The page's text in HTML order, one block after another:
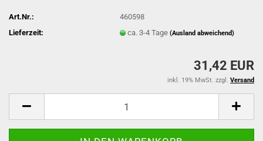
Art.Nr.:
460598
Lieferzeit:
ca. 3-4 Tage(Ausland abweichend)
31,42 EUR
inkl. 19% MwSt. zzgl. Versand